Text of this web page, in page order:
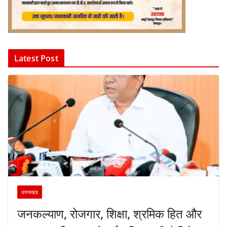
Latest Post
उत्तराखंड
जनकल्याण, रोजगार, शिक्षा, श्रमिक हित और